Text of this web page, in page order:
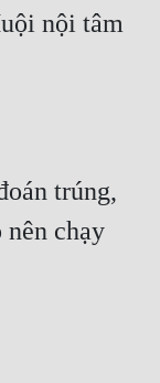
nội tâm
trúng,
chạy